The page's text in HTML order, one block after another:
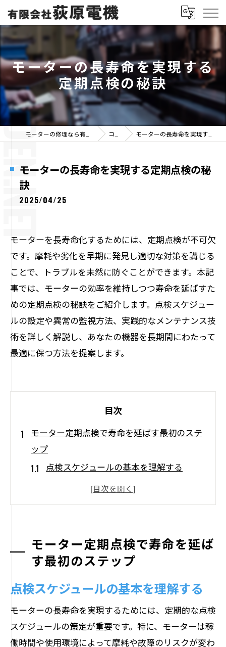
モーターの長寿命を実現する
定期点検の秘訣
コラム モーターの長寿命を実現する定期点検の秘訣
モーターの長寿命を実現する定期点検の秘
訣
2025/04/25
モーターを長寿命化するためには、定期点検が不可欠
です。摩耗や劣化を早期に発見し適切な対策を講じる
ことで、トラブルを未然に防ぐことができます。本記
事では、モーターの効率を維持しつつ寿命を延ばすた
めの定期点検の秘訣をご紹介します。点検スケジュー
ルの設定や異常の監視方法、実践的なメンテナンス技
術を詳しく解説し、あなたの機器を長期間にわたって
最適に保つ方法を提案します。
目次
モーター定期点検で寿命を延ばす最初のステ
ップ
点検スケジュールの基本を理解する
点検に必要なツールと準備
モーターの基本構造を知る
点検時に発生する問題の事前対策
効果的な点検のためのチームワーク
は
異常音の早期発見と対策法
熱異常の兆候を見逃さない方法
モーター定期点検で寿命を延ば
す最初のステップ
点検スケジュールの基本を理解する
モーターの長寿命を実現するためには、定期的な点検
スケジュールの策定が重要です。特に、モーターは稼
働時間や使用環境によって摩耗や故障のリスクが変わ